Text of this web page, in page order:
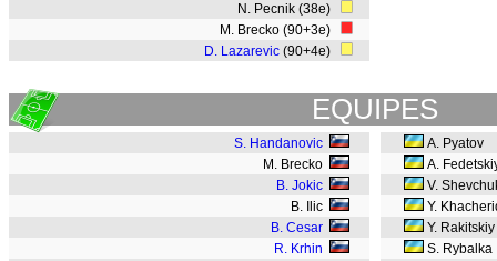
N. Pecnik (38e)
M. Brecko (90+3e)
D. Lazarevic (90+4e)
EQUIPES
S. Handanovic
M. Brecko
B. Jokic
B. Ilic
B. Cesar
R. Krhin
A. Pyatov
A.
V.
Y.
Y. Rakitskiy
S. Rybalka